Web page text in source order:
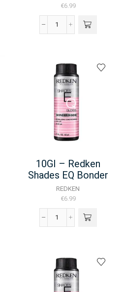
€6.99
10G
EQ
Bonder
Inside
-
60ML
aantal
10GI – Redken
Shades EQ Bonder
Inside – 60ML
REDKEN
€6.99
10GI
EQ
Bonder
Inside
-